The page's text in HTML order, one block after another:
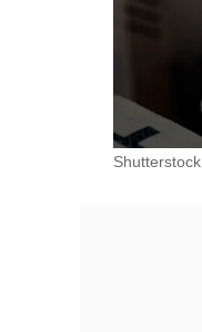
Shutterstock